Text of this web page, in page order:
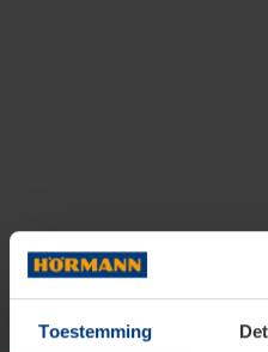
Toestemming